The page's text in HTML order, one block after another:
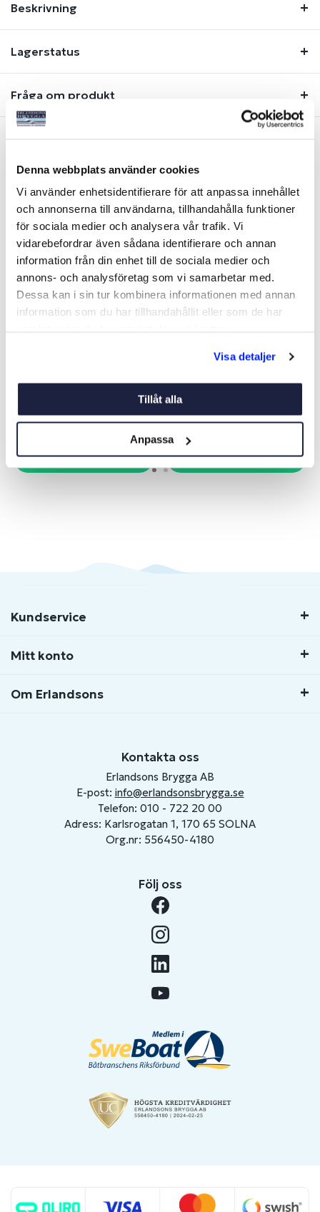
Denna webbplats använder cookies
Vi använder enhetsidentifierare för att anpassa innehållet
och annonserna till användarna, tillhandahålla funktioner
för sociala medier och analysera vår trafik. Vi
vidarebefordrar även sådana identifierare och annan
information från din enhet till de sociala medier och
annons- och analysföretag som vi samarbetar med.
Dessa kan i sin tur kombinera informationen med annan
information som du har tillhandahållit eller som de har
Visa detaljer
Tillåt alla
Anpassa
Beskrivning
Lagerstatus
Fråga om produkt
Liknande produkter
Köp
-34%
SNABBLADDARE
195 kr
Köp
Kundservice
Mitt konto
Om Erlandsons
Kontakta oss
Erlandsons Brygga AB
E-post: info@erlandsonsbrygga.se
Telefon: 010 - 722 20 00
Adress: Karlsrogatan 1, 170 65 SOLNA
Org.nr: 556450-4180
Följ oss